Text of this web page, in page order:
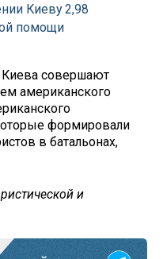
Киеву 2,98
помощи
Киева совершают
американского
формировали
в батальонах,
и